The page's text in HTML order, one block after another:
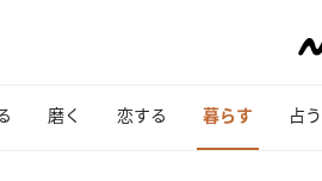
磨く 恋する 暮らす 占う